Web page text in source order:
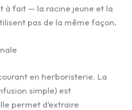
à fait — la racine jeune et la
pas de la même façon.
courant en herboristerie. La
simple) est
permet d’extraire